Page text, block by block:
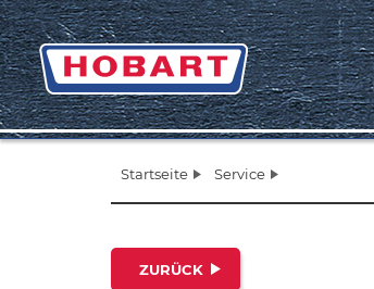
Startseite Service
ZURÜCK